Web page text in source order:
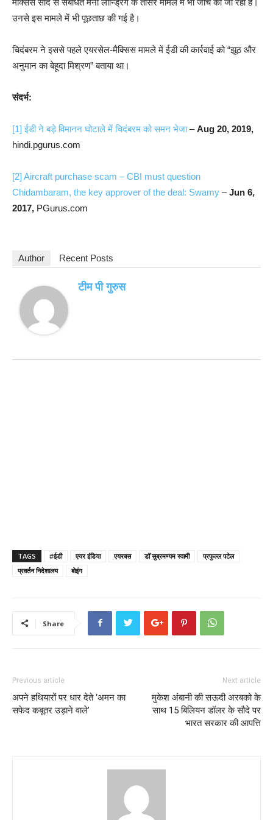
उनसे इस मामले में भी पूछताछ की गई है।
चिदंबरम ने इससे पहले एयरसेल-मैक्सिस मामले में ईडी की कार्रवाई को “झूठ और
अनुमान का बेहूदा मिश्रण” बताया था।
संदर्भ:
[1] ईडी ने बड़े विमानन घोटाले में चिदंबरम को समन भेजा–Aug 20, 2019,
hindi.pgurus.com
[2] Aircraft purchase scam – CBI must question
Chidambaram, the key approver of the deal: Swamy –Jun 6,
2017, PGurus.com
Author Recent Posts
टीम पी गुरुस
TAGS #ईडी एयर इंडिया एयरबस डॉ सुब्रमण्यम स्वामी
प्रफुल्ल पटेल
प्रवर्तन निदेशालय
बोइंग
Share
Previous article
अपने हथियारों पर धार देते ‘अमन का
सफेद कबूतर उड़ाने वाले’
Next article
मुकेश अंबानी की सऊदी अरबको के
साथ 15 बिलियन डॉलर के सौदे पर
भारत सरकार की आपत्ति